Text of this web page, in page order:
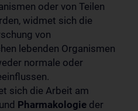
oder von Teilen
widmet sich die
von
lebenden Organismen
normale oder
sich die Arbeit am
Pharmakologie der